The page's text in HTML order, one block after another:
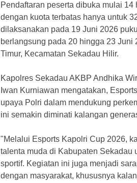
Pendaftaran peserta dibuka mulai
dengan kuota terbatas hanya untuk
dilaksanakan pada 19 Juni 2026
berlangsung pada 20 hingga 23 Juni
Timur, Kecamatan Sekadau Hilir.
Kapolres Sekadau AKBP Andhika
Iwan Kurniawan mengatakan,
upaya Polri dalam mendukung
ini semakin diminati kalangan
"Melalui Esports Kapolri Cup 2026,
talenta muda di Kabupaten Sekadau
sportif. Kegiatan ini juga menjadi
dengan masyarakat, khususnya